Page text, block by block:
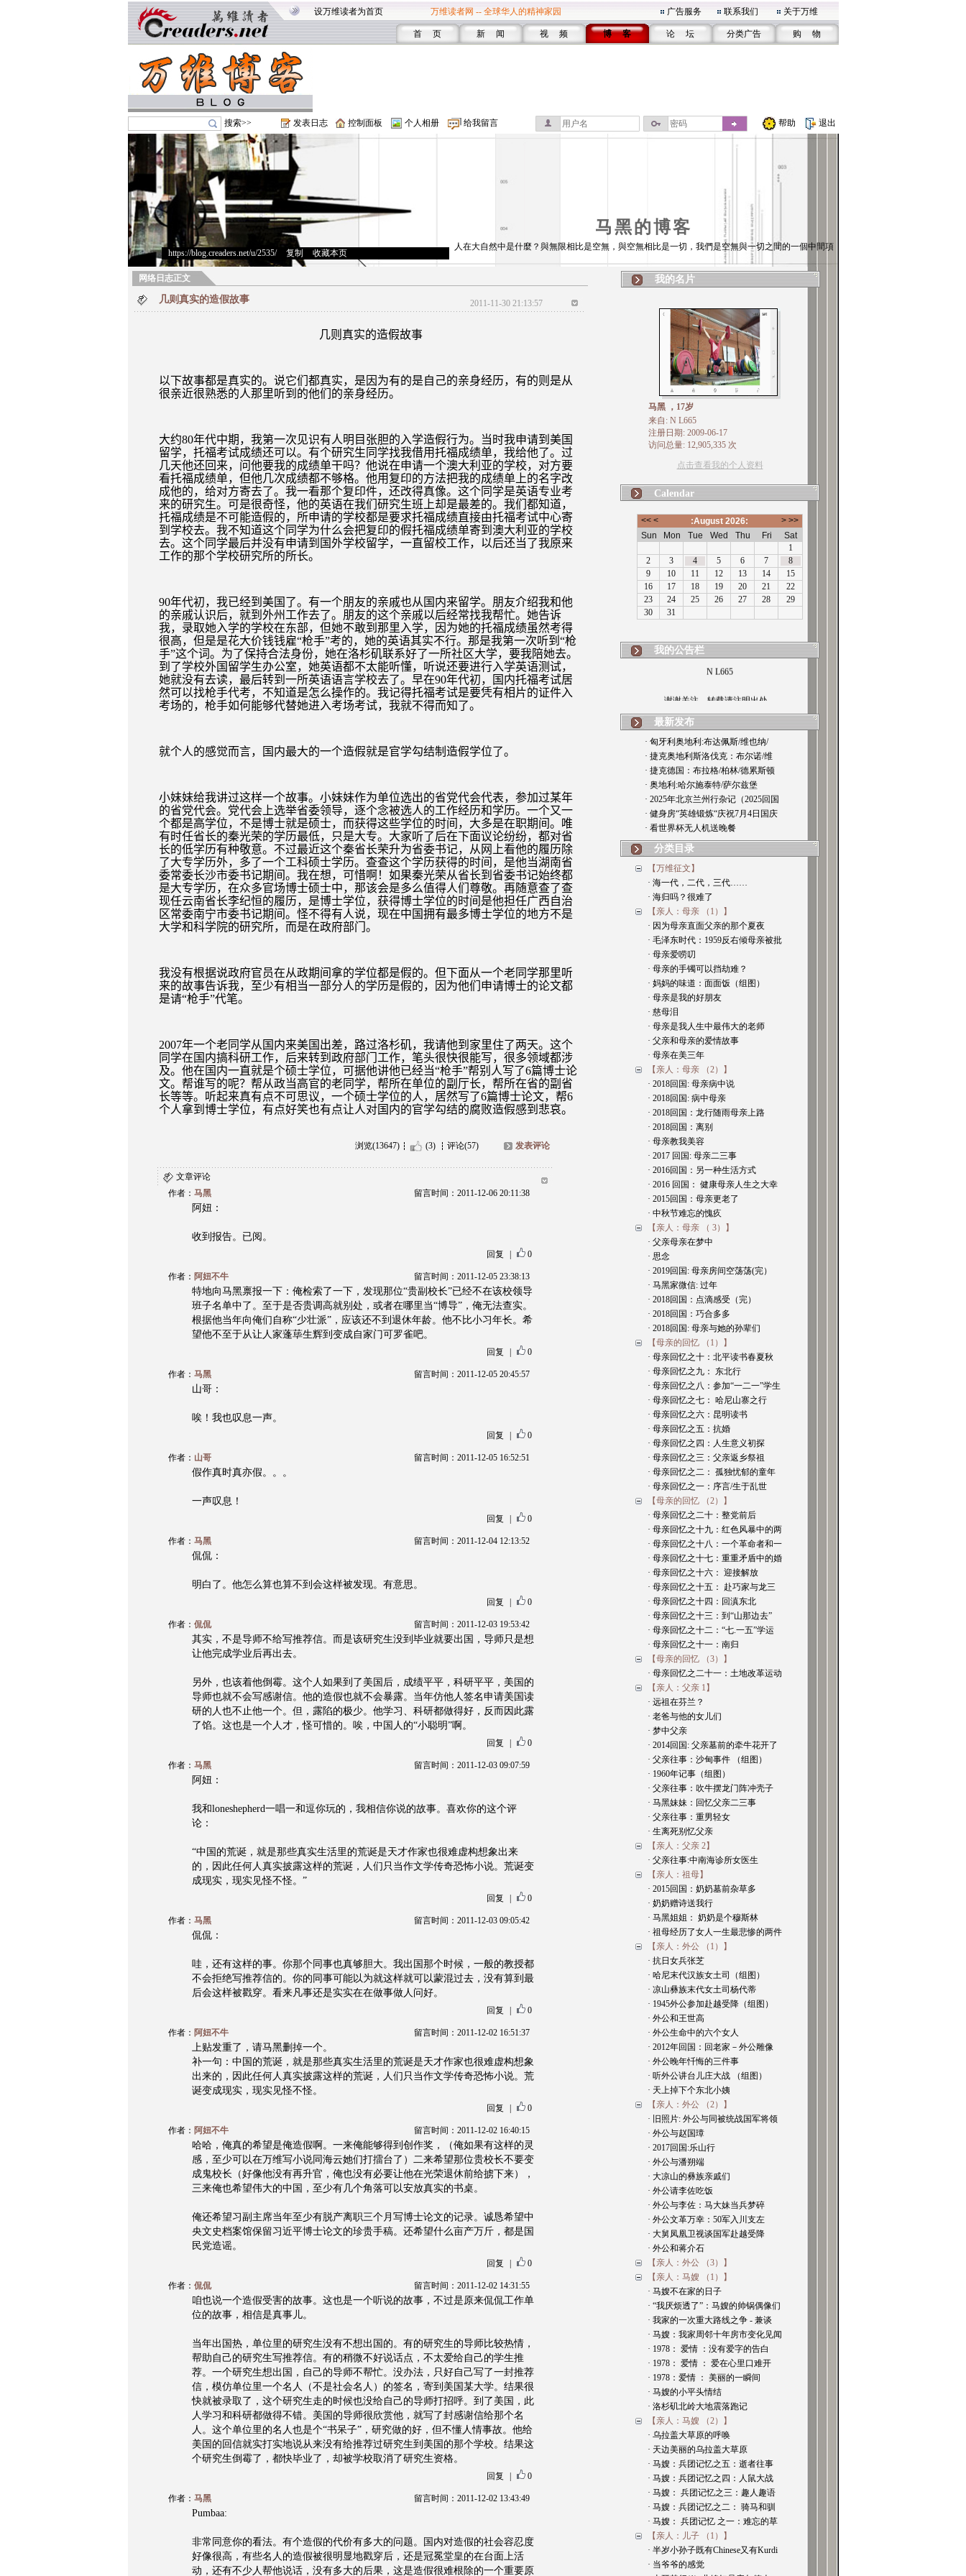
设万维读者为首页 万维读者网 -- 全球华人的精神家园 广告服务 联系我们 关于万维
首 页 新 闻 视 频 博 客 论 坛 分类广告 购 物
搜索>> 发表日志 控制面板 个人相册 给我留言 帮助 退出
马黑的博客
https://blog.creaders.net/u/2535/> 复制 收藏本页
人在大自然中是什麼？與無限相比是空無，與空無相比是一切，我們是空無與一切之間的一個中間項
网络日志正文
几则真实的造假故事 2011-11-30 21:13:57
几则真实的造假故事
以下故事都是真实的。说它们都真实，是因为有的是自己的亲身经历，有的则是从
很亲近很熟悉的人那里听到的他们的亲身经历。
大约80年代中期，我第一次见识有人明目张胆的入学造假行为。当时我申请到美国
留学，托福考试成绩还可以。有个研究生同学找我借用托福成绩单，我给他了。过
几天他还回来，问他要我的成绩单干吗？他说在申请一个澳大利亚的学校，对方要
看托福成绩单，但他几次成绩都不够格。他用复印的方法把我的成绩单上的名字改
成他的，给对方寄去了。我一看那个复印件，还改得真像。这个同学是英语专业考
来的研究生。可是很奇怪，他的英语在我们研究生班上却是最差的。我们都知道，
托福成绩是不可能造假的，所申请的学校都是要求托福成绩直接由托福考试中心寄
到学校去。我不知道这个同学为什么会把复印的假托福成绩单寄到澳大利亚的学校
去。这个同学最后并没有申请到国外学校留学，一直留校工作，以后还当了我原来
工作的那个学校研究所的所长。
90年代初，我已经到美国了。有一个朋友的亲戚也从国内来留学。朋友介绍我和他
的亲戚认识后，就到外州工作去了。朋友的这个亲戚以后经常找我帮忙。她告诉
我，录取她入学的学校在东部，但她不敢到那里入学，因为她的托福成绩虽然考得
很高，但是是花大价钱钱雇“枪手”考的，她的英语其实不行。那是我第一次听到“枪
手”这个词。为了保持合法身份，她在洛杉矶联系好了一所社区大学，要我陪她去。
到了学校外国留学生办公室，她英语都不太能听懂，听说还要进行入学英语测试，
她就没有去读，最后转到一所英语语言学校去了。早在90年代初，国内托福考试居
然可以找枪手代考，不知道是怎么操作的。我记得托福考试是要凭有相片的证件入
考场的，枪手如何能够代替她进入考场考试，我就不得而知了。
就个人的感觉而言，国内最大的一个造假就是官学勾结制造假学位了。
小妹妹给我讲过这样一个故事。小妹妹作为单位选出的省党代会代表，参加过某年
的省党代会。党代会上选举省委领导，逐个念被选人的工作经历和学历。一个又一
个都是高学位，不是博士就是硕士，而获得这些学位的时间，大多是在职期间。唯
有时任省长的秦光荣的学历最低，只是大专。大家听了后在下面议论纷纷，都对省
长的低学历有种敬意。不过最近这个秦省长荣升为省委书记，从网上看他的履历除
了大专学历外，多了一个工科硕士学历。查查这个学历获得的时间，是他当湖南省
委常委长沙市委书记期间。我在想，可惜啊！如果秦光荣从省长到省委书记始终都
是大专学历，在众多官场博士硕士中，那该会是多么值得人们尊敬。再随意查了查
现任云南省长李纪恒的履历，是博士学位，获得博士学位的时间是他担任广西自治
区常委南宁市委书记期间。怪不得有人说，现在中国拥有最多博士学位的地方不是
大学和科学院的研究所，而是在政府部门。
我没有根据说政府官员在从政期间拿的学位都是假的。但下面从一个老同学那里听
来的故事告诉我，至少有相当一部分人的学历是假的，因为他们申请博士的论文都
是请“枪手”代笔。
2007年一个老同学从国内来美国出差，路过洛杉矶，我请他到家里住了两天。这个
同学在国内搞科研工作，后来转到政府部门工作，笔头很快很能写，很多领域都涉
及。他在国内一直就是个硕士学位，可据他讲他已经当“枪手”帮别人写了6篇博士论
文。帮谁写的呢？帮从政当高官的老同学，帮所在单位的副厅长，帮所在省的副省
长等等。听起来真有点不可思议，一个硕士学位的人，居然写了6篇博士论文，帮6
个人拿到博士学位，有点好笑也有点让人对国内的官学勾结的腐败造假感到悲哀。
浏览(13647) (3) 评论(57) 发表评论
文章评论
作者： 马黑 留言时间：2011-12-06 20:11:38
阿妞：
收到报告。已阅。
回复 0
作者： 阿妞不牛 留言时间：2011-12-05 23:38:13
特地向马黑禀报一下：俺检索了一下，发现那位“贵副校长”已经不在该校领导
班子名单中了。至于是否贵调高就别处，或者在哪里当“博导”，俺无法查实。
根据他当年向俺们自称“少壮派”，应该还不到退休年龄。他不比小习年长。希
望他不至于从让人家蓬荜生辉到变成自家门可罗雀吧。
回复 0
作者： 马黑 留言时间：2011-12-05 20:45:57
山哥：
唉！我也叹息一声。
回复 0
作者： 山哥 留言时间：2011-12-05 16:52:51
假作真时真亦假。。。
一声叹息！
回复 0
作者： 马黑 留言时间：2011-12-04 12:13:52
侃侃：
明白了。他怎么算也算不到会这样被发现。有意思。
回复 0
作者： 侃侃 留言时间：2011-12-03 19:53:42
其实，不是导师不给写推荐信。而是该研究生没到毕业就要出国，导师只是想
让他完成学业后再出去。
另外，也该着他倒霉。这个人如果到了美国后，成绩平平，科研平平，美国的
导师也就不会写感谢信。他的造假也就不会暴露。当年仿他人签名申请美国读
研的人也不止他一个。但，露陷的极少。他学习、科研都做得好，反而因此露
了馅。这也是一个人才，怪可惜的。唉，中国人的“小聪明”啊。
回复 0
作者： 马黑 留言时间：2011-12-03 09:07:59
阿妞：
我和loneshepherd一唱一和逗你玩的，我相信你说的故事。喜欢你的这个评
论：
“中国的荒诞，就是那些真实生活里的荒诞是天才作家也很难虚构想象出来
的，因此任何人真实披露这样的荒诞，人们只当作文学传奇恐怖小说。荒诞变
成现实，现实见怪不怪。”
回复 0
作者： 马黑 留言时间：2011-12-03 09:05:42
侃侃：
哇，还有这样的事。你那个同事也真够胆大。我出国那个时候，一般的教授都
不会拒绝写推荐信的。你的同事可能以为就这样就可以蒙混过去，没有算到最
后会这样被戳穿。看来凡事还是实实在在做事做人问好。
回复 0
作者： 阿妞不牛 留言时间：2011-12-02 16:51:37
上贴发重了，请马黑删掉一个。
补一句：中国的荒诞，就是那些真实生活里的荒诞是天才作家也很难虚构想象
出来的，因此任何人真实披露这样的荒诞，人们只当作文学传奇恐怖小说。荒
诞变成现实，现实见怪不怪。
回复 0
作者： 阿妞不牛 留言时间：2011-12-02 16:40:15
哈哈，俺真的希望是俺造假啊。一来俺能够得到创作奖，（俺如果有这样的灵
感，至少可以在万维写小说同海云她们打擂台了）二来希望那位贵校长不要变
成鬼校长（好像他没有再升官，俺也没有必要让他在光荣退休前给掳下来），
三来俺也希望伟大的中国，至少有几个角落可以安放真实的书桌。
俺还希望习副主席当年至少有脱产离职三个月写博士论文的记录。诚恳希望中
央文史档案馆保留习近平博士论文的珍贵手稿。还希望什么亩产万斤，都是国
民党造谣。
回复 0
作者： 侃侃 留言时间：2011-12-02 14:31:55
咱也说一个造假受害的故事。这也是一个听说的故事，不过是原来侃侃工作单
位的故事，相信是真事儿。
当年出国热，单位里的研究生没有不想出国的。有的研究生的导师比较热情，
帮助自己的研究生写推荐信。有的稍微不好说话点，不太爱给自己的学生推
荐。一个研究生想出国，自己的导师不帮忙。没办法，只好自己写了一封推荐
信，模仿单位里一个名人（不是社会名人）的签名，寄到美国某大学。结果很
快就被录取了，这个研究生走的时候也没给自己的导师打招呼。到了美国，此
人学习和科研都做得不错。美国的导师很欣赏他，就写了封感谢信给那个名
人。这个单位里的名人也是个“书呆子”，研究做的好，但不懂人情事故。他给
美国的回信就实打实地说从来没有给推荐过研究生到美国的那个学校。结果这
个研究生倒霉了，都快毕业了，却被学校取消了研究生资格。
回复 0
作者： 马黑 留言时间：2011-12-02 13:43:49
Pumbaa:
非常同意你的看法。有个造假的代价有多大的问题。国内对造假的社会容忍度
好像很高，有些名人的造假被很明显地戳穿后，还是冠冕堂皇的在台面上活
动，还有不少人帮他说话，没有多大的后果，这是造假很难根除的一个重要原
我的名片
马黑 ，17岁
来自: N L665
注册日期: 2009-06-17
访问总量: 12,905,335 次
点击查看我的个人资料
Calendar
我的公告栏
最新发布
· 匈牙利奥地利:布达佩斯/维也纳/
· 捷克奥地利斯洛伐克：布尔诺/维
· 捷克德国：布拉格/柏林/德累斯顿
· 奥地利:哈尔施泰特/萨尔兹堡
· 2025年北京兰州行杂记（2025回国
· 健身房“英雄锻炼“庆祝7月4日国庆
· 看世界杯无人机送晚餐
分类目录
【万维征文】
· 海一代，二代，三代……
· 海归吗？很难了
【亲人：母亲 （1）】
· 因为母亲直面父亲的那个夏夜
· 毛泽东时代：1959反右倾母亲被批
· 母亲爱唠叨
· 母亲的手镯可以挡劫难？
· 妈妈的味道：面面饭（组图）
· 母亲是我的好朋友
· 慈母泪
· 母亲是我人生中最伟大的老师
· 父亲和母亲的爱情故事
· 母亲在美三年
【亲人：母亲 （2）】
· 2018回国: 母亲病中说
· 2018回国: 病中母亲
· 2018回国：龙行随雨母亲上路
· 2018回国：离别
· 母亲教我美容
· 2017 回国: 母亲二三事
· 2016回国：另一种生活方式
· 2016 回国： 健康母亲人生之大幸
· 2015回国：母亲更老了
· 中秋节难忘的愧疚
【亲人：母亲 （ 3）】
· 父亲母亲在梦中
· 思念
· 2019回国: 母亲房间空荡荡(完）
· 马黑家微信: 过年
· 2018回国：点滴感受（完）
· 2018回国：巧合多多
· 2018回国: 母亲与她的孙辈们
【母亲的回忆 （1）】
· 母亲回忆之十：北平读书春夏秋
· 母亲回忆之九： 东北行
· 母亲回忆之八：参加“一二一”学生
· 母亲回忆之七： 哈尼山寨之行
· 母亲回忆之六：昆明读书
· 母亲回忆之五：抗婚
· 母亲回忆之四：人生意义初探
· 母亲回忆之三：父亲返乡祭祖
· 母亲回忆之二： 孤独忧郁的童年
· 母亲回忆之一：序言/生于乱世
【母亲的回忆 （2）】
· 母亲回忆之二十：整党前后
· 母亲回忆之十九：红色风暴中的两
· 母亲回忆之十八：一个革命者和一
· 母亲回忆之十七：重重矛盾中的婚
· 母亲回忆之十六： 迎接解放
· 母亲回忆之十五： 赴巧家与龙三
· 母亲回忆之十四：回滇东北
· 母亲回忆之十三：到“山那边去”
· 母亲回忆之十二：“七.一五”学运
· 母亲回忆之十一：南归
【母亲的回忆 （3）】
· 母亲回忆之二十一：土地改革运动
【亲人：父亲 1】
· 远祖在芬兰？
· 老爸与他的女儿们
· 梦中父亲
· 2014回国: 父亲墓前的牵牛花开了
· 父亲往事：沙甸事件 （组图）
· 1960年记事（组图）
· 父亲往事：吹牛摆龙门阵冲壳子
· 马黑妹妹：回忆父亲二三事
· 父亲往事：重男轻女
· 生离死别忆父亲
【亲人：父亲 2】
· 父亲往事:中南海诊所女医生
【亲人：祖母】
· 2015回国：奶奶墓前杂草多
· 奶奶赠诗送我行
· 马黑姐姐： 奶奶是个穆斯林
· 祖母经历了女人一生最悲惨的两件
【亲人：外公 （1）】
· 抗日女兵张芝
· 哈尼末代汉族女土司（组图）
· 凉山彝族末代女土司杨代蒂
· 1945外公参加赴越受降（组图）
· 外公和王世高
· 外公生命中的六个女人
· 2012年回国：回老家－外公雕像
· 外公晚年忏悔的三件事
· 听外公讲台儿庄大战 （组图）
· 天上掉下个东北小姨
【亲人：外公 （2）】
· 旧照片: 外公与同被统战国军将领
· 外公与赵国璋
· 2017回国:乐山行
· 外公与潘朔端
· 大凉山的彝族亲戚们
· 外公请李佐吃饭
· 外公与李佐：马大妹当兵梦碎
· 外公文革万幸：50军入川支左
· 大舅凤凰卫视谈国军赴越受降
· 外公和蒋介石
【亲人：外公 （3）】
【亲人：马嫂 （1）】
· 马嫂不在家的日子
· “我厌烦透了”：马嫂的帅锅偶像们
· 我家的一次重大路线之争 - 兼谈
· 马嫂：我家周邻十年房市变化见闻
· 1978： 爱情 ：没有爱字的告白
· 1978： 爱情 ： 爱在心里口难开
· 1978：爱情 ： 美丽的一瞬间
· 马嫂的小平头情结
· 洛杉矶北岭大地震落跑记
【亲人：马嫂 （2）】
· 乌拉盖大草原的呼唤
· 天边美丽的乌拉盖大草原
· 马嫂：兵团记忆之五：逝者往事
· 马嫂：兵团记忆之四：人鼠大战
· 马嫂： 兵团记忆之三：趣人趣语
· 马嫂：兵团记忆之二： 骑马和驯
· 马嫂： 兵团记忆 之一：难忘的草
【亲人：儿子 （1）】
· 半岁小孙子既有Chinese又有Kurdi
· 当爷爷的感觉